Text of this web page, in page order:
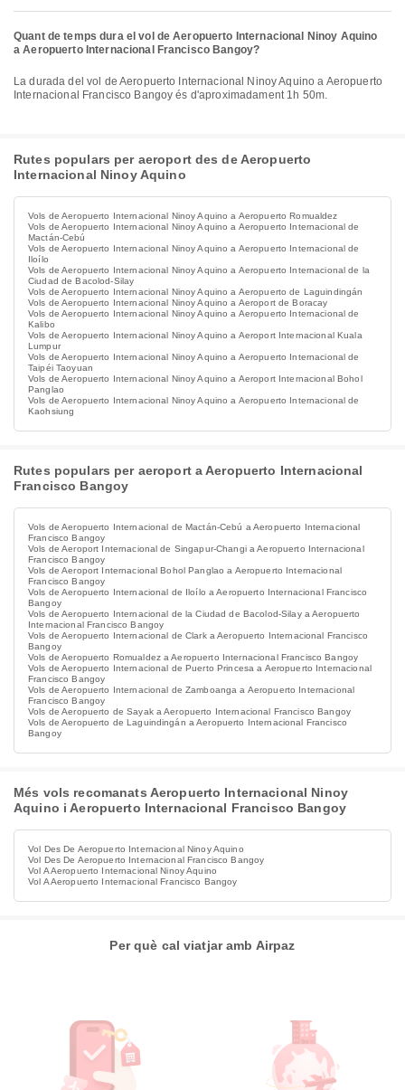
Quant de temps dura el vol de Aeropuerto Internacional Ninoy Aquino
a Aeropuerto Internacional Francisco Bangoy?
La durada del vol de Aeropuerto Internacional Ninoy Aquino a Aeropuerto
Internacional Francisco Bangoy és d'aproximadament 1h 50m.
Rutes populars per aeroport des de Aeropuerto
Internacional Ninoy Aquino
Vols de Aeropuerto Internacional Ninoy Aquino a Aeropuerto Romualdez
Vols de Aeropuerto Internacional Ninoy Aquino a Aeropuerto Internacional de
Mactán-Cebú
Vols de Aeropuerto Internacional Ninoy Aquino a Aeropuerto Internacional de
Iloílo
Vols de Aeropuerto Internacional Ninoy Aquino a Aeropuerto Internacional de la
Ciudad de Bacolod-Silay
Vols de Aeropuerto Internacional Ninoy Aquino a Aeropuerto de Laguindingán
Vols de Aeropuerto Internacional Ninoy Aquino a Aeroport de Boracay
Vols de Aeropuerto Internacional Ninoy Aquino a Aeropuerto Internacional de
Kalibo
Vols de Aeropuerto Internacional Ninoy Aquino a Aeroport Internacional Kuala
Lumpur
Vols de Aeropuerto Internacional Ninoy Aquino a Aeropuerto Internacional de
Taipéi Taoyuan
Vols de Aeropuerto Internacional Ninoy Aquino a Aeroport Internacional Bohol
Panglao
Vols de Aeropuerto Internacional Ninoy Aquino a Aeropuerto Internacional de
Kaohsiung
Rutes populars per aeroport a Aeropuerto Internacional
Francisco Bangoy
Vols de Aeropuerto Internacional de Mactán-Cebú a Aeropuerto Internacional
Francisco Bangoy
Vols de Aeroport Internacional de Singapur-Changi a Aeropuerto Internacional
Francisco Bangoy
Vols de Aeroport Internacional Bohol Panglao a Aeropuerto Internacional
Francisco Bangoy
Vols de Aeropuerto Internacional de Iloílo a Aeropuerto Internacional Francisco
Bangoy
Vols de Aeropuerto Internacional de la Ciudad de Bacolod-Silay a Aeropuerto
Internacional Francisco Bangoy
Vols de Aeropuerto Internacional de Clark a Aeropuerto Internacional Francisco
Bangoy
Vols de Aeropuerto Romualdez a Aeropuerto Internacional Francisco Bangoy
Vols de Aeropuerto Internacional de Puerto Princesa a Aeropuerto Internacional
Francisco Bangoy
Vols de Aeropuerto Internacional de Zamboanga a Aeropuerto Internacional
Francisco Bangoy
Vols de Aeropuerto de Sayak a Aeropuerto Internacional Francisco Bangoy
Vols de Aeropuerto de Laguindingán a Aeropuerto Internacional Francisco
Bangoy
Més vols recomanats Aeropuerto Internacional Ninoy
Aquino i Aeropuerto Internacional Francisco Bangoy
Vol Des De Aeropuerto Internacional Ninoy Aquino
Vol Des De Aeropuerto Internacional Francisco Bangoy
Vol A Aeropuerto Internacional Ninoy Aquino
Vol A Aeropuerto Internacional Francisco Bangoy
Per què cal viatjar amb Airpaz